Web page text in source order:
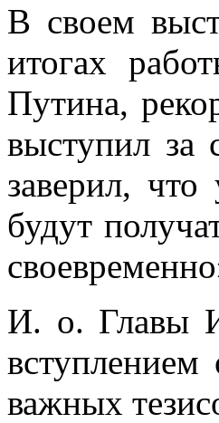
В своем
итогах
Путина,
выступил за
заверил,
будут
И. о. Главы
важных